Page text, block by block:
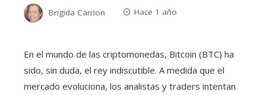
Brigida Carrion Hace 1 año
En el mundo de las criptomonedas, Bitcoin (BTC) ha
sido, sin duda, el rey indiscutible. A medida que el
mercado evoluciona, los analistas y traders intentan